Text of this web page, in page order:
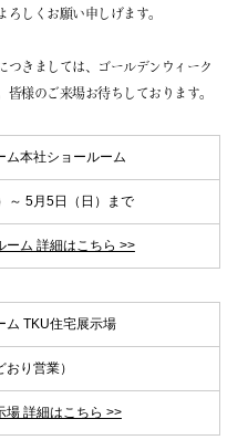
しくお願い申しげます。
つきましては、ゴールデンウィーク
様のご来場お待ちしております。
ム本社ショールーム
～ 5月5日（日）まで
ーム 詳細はこちら >>
ム TKU住宅展示場
り営業）
場 詳細はこちら >>